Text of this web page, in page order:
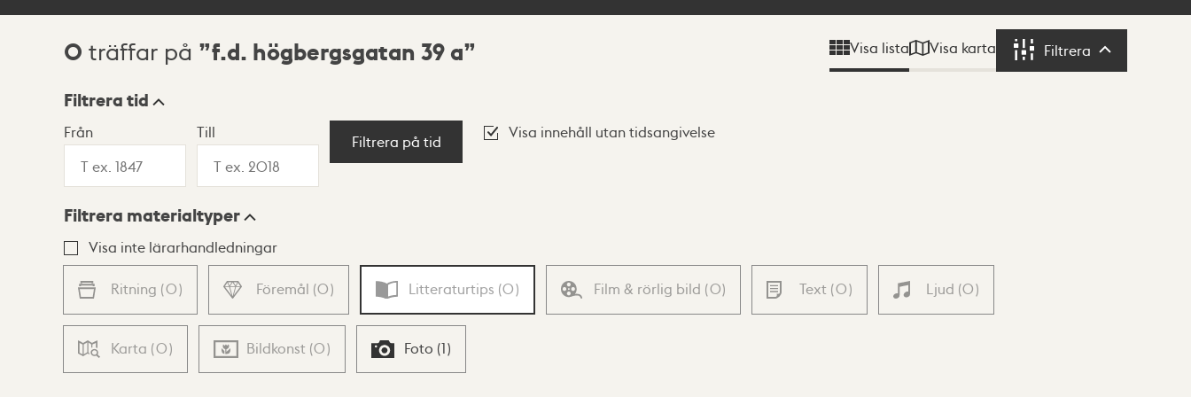
Sökresultat
0 träffar på f.d. högbergsgatan 39 a Visa lista Visa karta Filtrera Filtrera
Visningsläge
Lista Karta
Filtrera tid
Från Till
Filtrera på tid
Visa innehåll utan tidsangivelse
Filtrera materialtyper
Visa inte lärarhandledningar
Ritning (0) Föremål (0) Litteraturtips (0) Film & rörlig bild (0) Text (0) Ljud (0)
Karta (0) Bildkonst (0) Foto (1)